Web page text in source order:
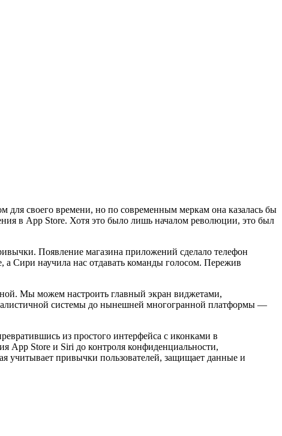
для своего времени, но по современным меркам она казалась бы
в App Store. Хотя это было лишь началом революции, это был
Появление магазина приложений сделало телефон
Сири научила нас отдавать команды голосом. Пережив
Мы можем настроить главный экран виджетами,
системы до нынешней многогранной платформы —
из простого интерфейса с иконками в
App Store и Siri до контроля конфиденциальности,
учитывает привычки пользователей, защищает данные и